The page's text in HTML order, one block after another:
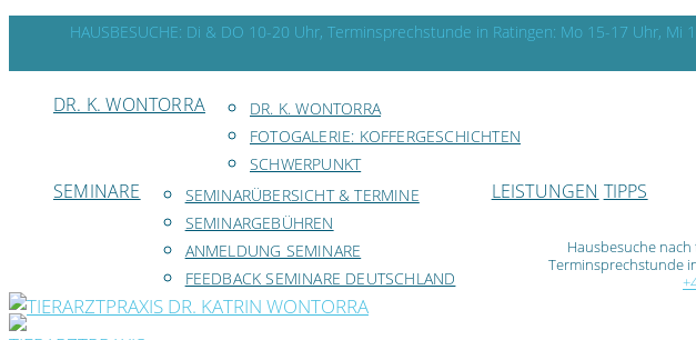
HAUSBESUCHE: Di & DO 10-20 Uhr, Terminsprechstunde in Ratingen: Mo 15-17 Uhr, Mi
DR. K. WONTORRA
DR. K. WONTORRA
FOTOGALERIE: KOFFERGESCHICHTEN
SCHWERPUNKT
SEMINARE
SEMINARÜBERSICHT & TERMINE
SEMINARGEBÜHREN
ANMELDUNG SEMINARE
FEEDBACK SEMINARE DEUTSCHLAND
LEISTUNGEN TIPPS
Hausbesuche
Terminsprechstunde